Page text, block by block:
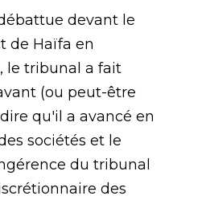
devant le
de Haïfa en
, le tribunal a fait
(ou peut-être
qu'il a avancé en
sociétés et le
du tribunal
des